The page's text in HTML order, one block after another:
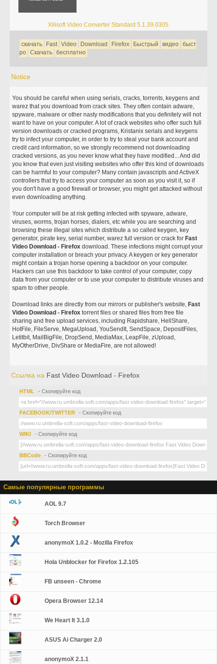
Xilisoft Video Converter Standard 5.1.39.0305
скачать Fast Video Download Firefox Быстрый видео
быст
ро
Скачать бесплатно
Notice
You should be careful when using serials, cracks, torrents, keygens and
warez that you download from crack sites. They often contain adware,
spyware, malware or other nasty modifications that you definitely will not
want to have on your computer. A lot of crack websites who offer such full
version downloads or cracked programs, Kristanix serials and keygens
try to infect your computer, in order to try to steal your bank account and
credit card information, so we strongly recommend not downloading
cracked versions, as you never know what they have modified... And did
you know that even just visiting websites who offer this kind of downloads
can be harmful to your computer? Many contain javascripts and ActiveX
controllers that try to access your computer as soon as you visit it, so if
you don't have a good firewall or browser, you might get attacked without
even downloading anything.
Your computer will be at risk getting infected with spyware, adware,
viruses, worms, trojan horses, dialers, etc while you are searching and
browsing these illegal sites which distribute a so called keygen, key
generator, pirate key, serial number, warez full version or crack for Fast
Video Download - Firefox download. These infections might corrupt your
computer installation or breach your privacy. A keygen or key generator
might contain a trojan horse opening a backdoor on your computer.
Hackers can use this backdoor to take control of your computer, copy
data from your computer or to use your computer to distribute viruses and
spam to other people.
Download links are directly from our mirrors or publisher's website, Fast
Video Download - Firefox torrent files or shared files from free file
sharing and free upload services, including Rapidshare, HellShare,
HotFile, FileServe, MegaUpload, YouSendIt, SendSpace, DepositFiles,
Letitbit, MailBigFile, DropSend, MediaMax, LeapFile, zUpload,
MyOtherDrive, DivShare or MediaFire, are not allowed!
Ссылка на Fast Video Download - Firefox
HTML - Скопируйте код
FACEBOOK/TWITTER - Скопируйте код
WIKI - Скопируйте код
BBCode - Скопируйте код
Самые популярные программы
AOL 9.7
Torch Browser
anonymoX 1.0.2 - Mozilla Firefox
Hola Unblocker for Firefox 1.2.105
FB unseen - Chrome
Opera Browser 12.14
We Heart It 3.1.0
ASUS Ai Charger 2.0
anonymoX 2.1.1